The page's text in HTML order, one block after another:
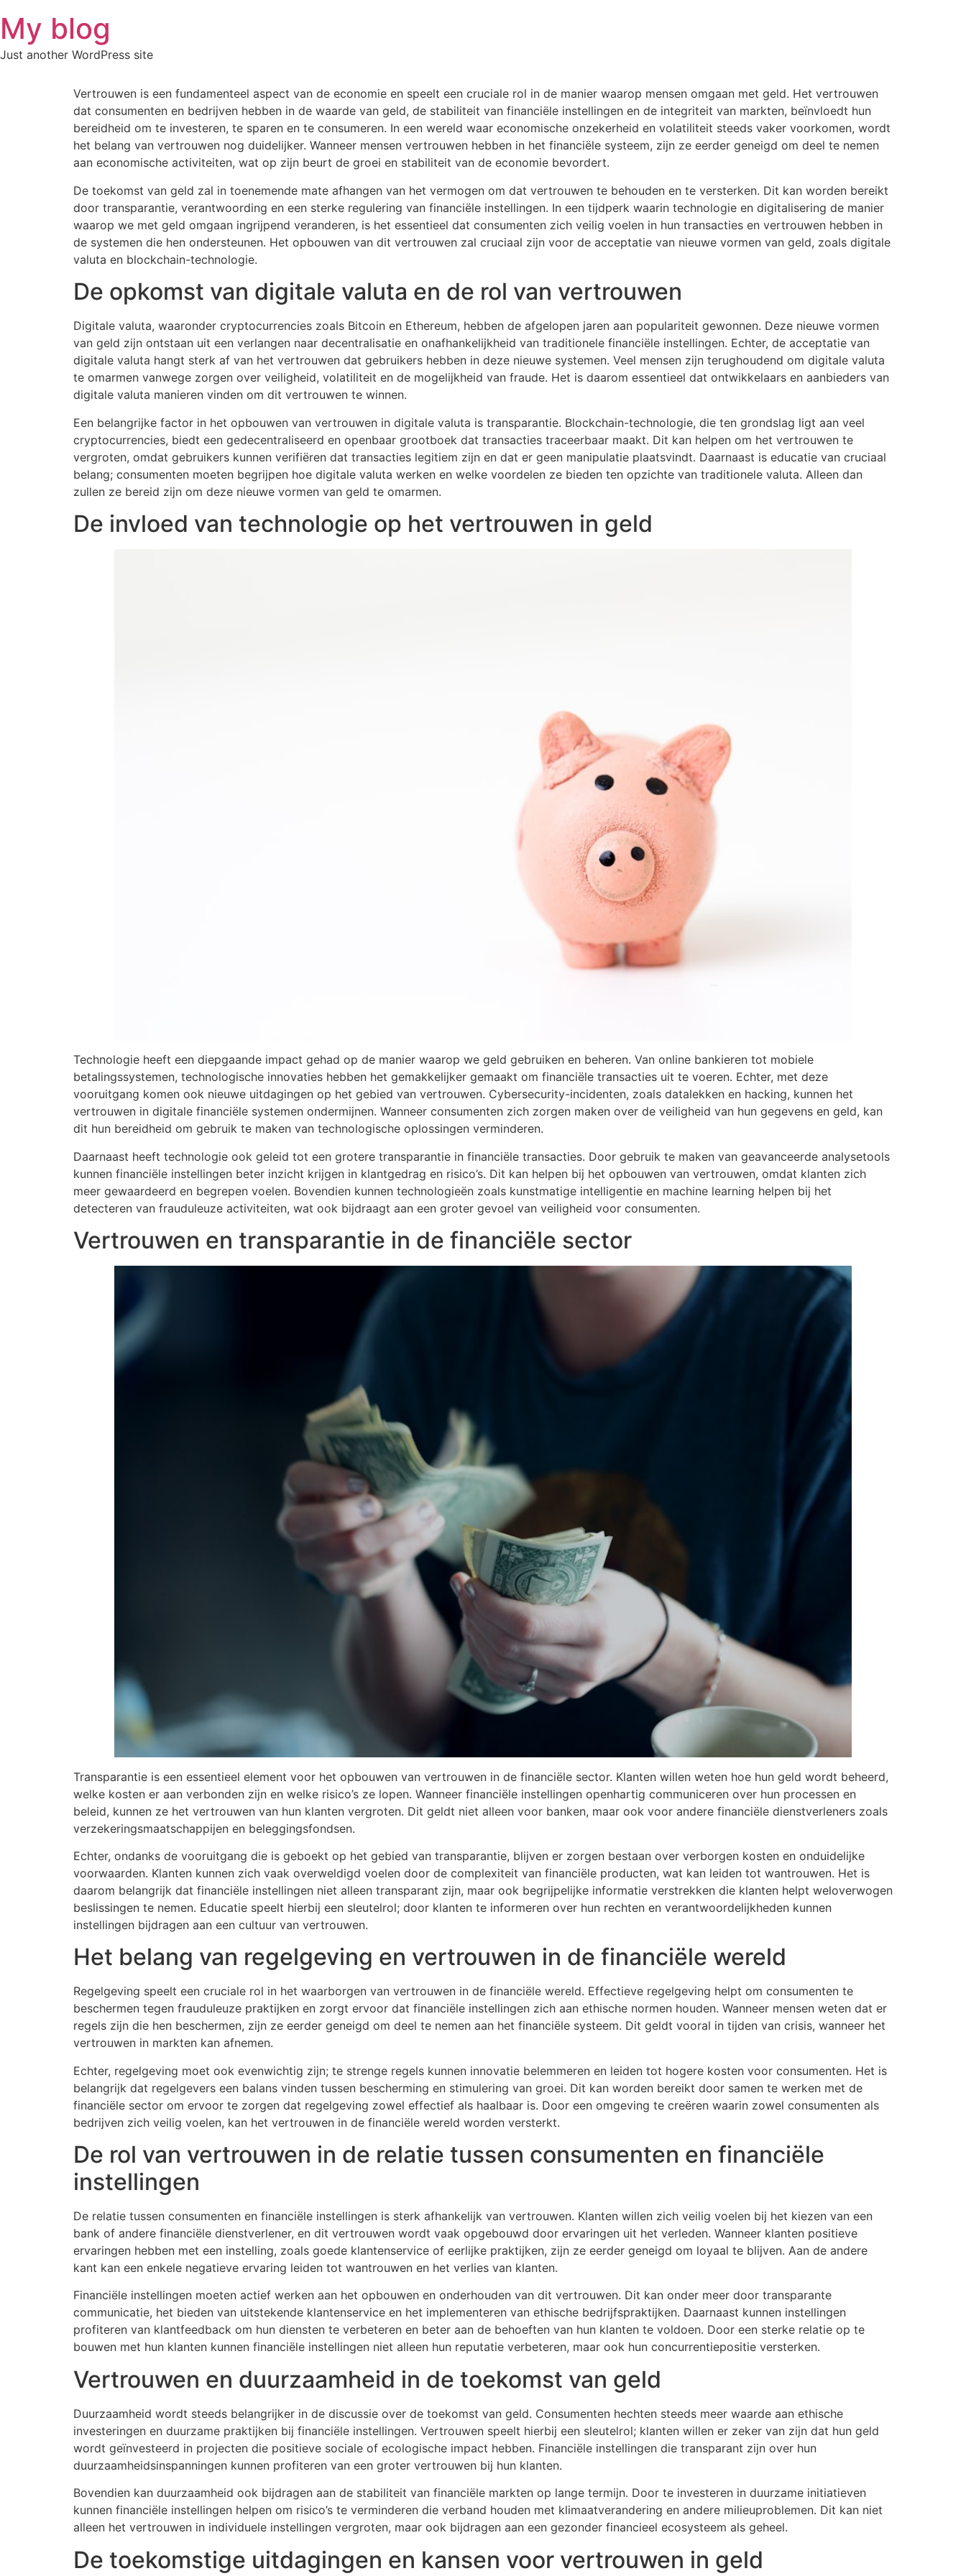
to
content
My blog
Just another WordPress site
Vertrouwen is een fundamenteel aspect van de economie en speelt een cruciale rol in de manier waarop mensen omgaan met geld. Het vertrouwen
dat consumenten en bedrijven hebben in de waarde van geld, de stabiliteit van financiële instellingen en de integriteit van markten, beïnvloedt hun
bereidheid om te investeren, te sparen en te consumeren. In een wereld waar economische onzekerheid en volatiliteit steeds vaker voorkomen, wordt
het belang van vertrouwen nog duidelijker. Wanneer mensen vertrouwen hebben in het financiële systeem, zijn ze eerder geneigd om deel te nemen
aan economische activiteiten, wat op zijn beurt de groei en stabiliteit van de economie bevordert.
De toekomst van geld zal in toenemende mate afhangen van het vermogen om dat vertrouwen te behouden en te versterken. Dit kan worden bereikt
door transparantie, verantwoording en een sterke regulering van financiële instellingen. In een tijdperk waarin technologie en digitalisering de manier
waarop we met geld omgaan ingrijpend veranderen, is het essentieel dat consumenten zich veilig voelen in hun transacties en vertrouwen hebben in
de systemen die hen ondersteunen. Het opbouwen van dit vertrouwen zal cruciaal zijn voor de acceptatie van nieuwe vormen van geld, zoals digitale
valuta en blockchain-technologie.
De opkomst van digitale valuta en de rol van vertrouwen
Digitale valuta, waaronder cryptocurrencies zoals Bitcoin en Ethereum, hebben de afgelopen jaren aan populariteit gewonnen. Deze nieuwe vormen
van geld zijn ontstaan uit een verlangen naar decentralisatie en onafhankelijkheid van traditionele financiële instellingen. Echter, de acceptatie van
digitale valuta hangt sterk af van het vertrouwen dat gebruikers hebben in deze nieuwe systemen. Veel mensen zijn terughoudend om digitale valuta
te omarmen vanwege zorgen over veiligheid, volatiliteit en de mogelijkheid van fraude. Het is daarom essentieel dat ontwikkelaars en aanbieders van
digitale valuta manieren vinden om dit vertrouwen te winnen.
Een belangrijke factor in het opbouwen van vertrouwen in digitale valuta is transparantie. Blockchain-technologie, die ten grondslag ligt aan veel
cryptocurrencies, biedt een gedecentraliseerd en openbaar grootboek dat transacties traceerbaar maakt. Dit kan helpen om het vertrouwen te
vergroten, omdat gebruikers kunnen verifiëren dat transacties legitiem zijn en dat er geen manipulatie plaatsvindt. Daarnaast is educatie van cruciaal
belang; consumenten moeten begrijpen hoe digitale valuta werken en welke voordelen ze bieden ten opzichte van traditionele valuta. Alleen dan
zullen ze bereid zijn om deze nieuwe vormen van geld te omarmen.
De invloed van technologie op het vertrouwen in geld
Technologie heeft een diepgaande impact gehad op de manier waarop we geld gebruiken en beheren. Van online bankieren tot mobiele
betalingssystemen, technologische innovaties hebben het gemakkelijker gemaakt om financiële transacties uit te voeren. Echter, met deze
vooruitgang komen ook nieuwe uitdagingen op het gebied van vertrouwen. Cybersecurity-incidenten, zoals datalekken en hacking, kunnen het
vertrouwen in digitale financiële systemen ondermijnen. Wanneer consumenten zich zorgen maken over de veiligheid van hun gegevens en geld, kan
dit hun bereidheid om gebruik te maken van technologische oplossingen verminderen.
Daarnaast heeft technologie ook geleid tot een grotere transparantie in financiële transacties. Door gebruik te maken van geavanceerde analysetools
kunnen financiële instellingen beter inzicht krijgen in klantgedrag en risico’s. Dit kan helpen bij het opbouwen van vertrouwen, omdat klanten zich
meer gewaardeerd en begrepen voelen. Bovendien kunnen technologieën zoals kunstmatige intelligentie en machine learning helpen bij het
detecteren van frauduleuze activiteiten, wat ook bijdraagt aan een groter gevoel van veiligheid voor consumenten.
Vertrouwen en transparantie in de financiële sector
Transparantie is een essentieel element voor het opbouwen van vertrouwen in de financiële sector. Klanten willen weten hoe hun geld wordt beheerd,
welke kosten er aan verbonden zijn en welke risico’s ze lopen. Wanneer financiële instellingen openhartig communiceren over hun processen en
beleid, kunnen ze het vertrouwen van hun klanten vergroten. Dit geldt niet alleen voor banken, maar ook voor andere financiële dienstverleners zoals
verzekeringsmaatschappijen en beleggingsfondsen.
Echter, ondanks de vooruitgang die is geboekt op het gebied van transparantie, blijven er zorgen bestaan over verborgen kosten en onduidelijke
voorwaarden. Klanten kunnen zich vaak overweldigd voelen door de complexiteit van financiële producten, wat kan leiden tot wantrouwen. Het is
daarom belangrijk dat financiële instellingen niet alleen transparant zijn, maar ook begrijpelijke informatie verstrekken die klanten helpt weloverwogen
beslissingen te nemen. Educatie speelt hierbij een sleutelrol; door klanten te informeren over hun rechten en verantwoordelijkheden kunnen
instellingen bijdragen aan een cultuur van vertrouwen.
Het belang van regelgeving en vertrouwen in de financiële wereld
Regelgeving speelt een cruciale rol in het waarborgen van vertrouwen in de financiële wereld. Effectieve regelgeving helpt om consumenten te
beschermen tegen frauduleuze praktijken en zorgt ervoor dat financiële instellingen zich aan ethische normen houden. Wanneer mensen weten dat er
regels zijn die hen beschermen, zijn ze eerder geneigd om deel te nemen aan het financiële systeem. Dit geldt vooral in tijden van crisis, wanneer het
vertrouwen in markten kan afnemen.
Echter, regelgeving moet ook evenwichtig zijn; te strenge regels kunnen innovatie belemmeren en leiden tot hogere kosten voor consumenten. Het is
belangrijk dat regelgevers een balans vinden tussen bescherming en stimulering van groei. Dit kan worden bereikt door samen te werken met de
financiële sector om ervoor te zorgen dat regelgeving zowel effectief als haalbaar is. Door een omgeving te creëren waarin zowel consumenten als
bedrijven zich veilig voelen, kan het vertrouwen in de financiële wereld worden versterkt.
De rol van vertrouwen in de relatie tussen consumenten en financiële
instellingen
De relatie tussen consumenten en financiële instellingen is sterk afhankelijk van vertrouwen. Klanten willen zich veilig voelen bij het kiezen van een
bank of andere financiële dienstverlener, en dit vertrouwen wordt vaak opgebouwd door ervaringen uit het verleden. Wanneer klanten positieve
ervaringen hebben met een instelling, zoals goede klantenservice of eerlijke praktijken, zijn ze eerder geneigd om loyaal te blijven. Aan de andere
kant kan een enkele negatieve ervaring leiden tot wantrouwen en het verlies van klanten.
Financiële instellingen moeten actief werken aan het opbouwen en onderhouden van dit vertrouwen. Dit kan onder meer door transparante
communicatie, het bieden van uitstekende klantenservice en het implementeren van ethische bedrijfspraktijken. Daarnaast kunnen instellingen
profiteren van klantfeedback om hun diensten te verbeteren en beter aan de behoeften van hun klanten te voldoen. Door een sterke relatie op te
bouwen met hun klanten kunnen financiële instellingen niet alleen hun reputatie verbeteren, maar ook hun concurrentiepositie versterken.
Vertrouwen en duurzaamheid in de toekomst van geld
Duurzaamheid wordt steeds belangrijker in de discussie over de toekomst van geld. Consumenten hechten steeds meer waarde aan ethische
investeringen en duurzame praktijken bij financiële instellingen. Vertrouwen speelt hierbij een sleutelrol; klanten willen er zeker van zijn dat hun geld
wordt geïnvesteerd in projecten die positieve sociale of ecologische impact hebben. Financiële instellingen die transparant zijn over hun
duurzaamheidsinspanningen kunnen profiteren van een groter vertrouwen bij hun klanten.
Bovendien kan duurzaamheid ook bijdragen aan de stabiliteit van financiële markten op lange termijn. Door te investeren in duurzame initiatieven
kunnen financiële instellingen helpen om risico’s te verminderen die verband houden met klimaatverandering en andere milieuproblemen. Dit kan niet
alleen het vertrouwen in individuele instellingen vergroten, maar ook bijdragen aan een gezonder financieel ecosysteem als geheel.
De toekomstige uitdagingen en kansen voor vertrouwen in geld